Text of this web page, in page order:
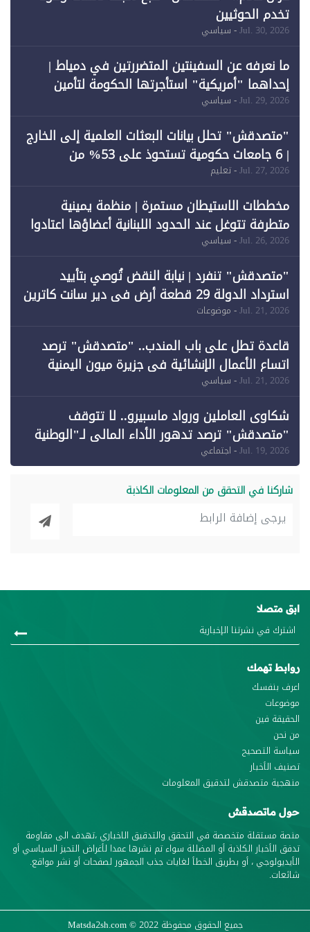
تخدم الحوثيين
Jul. 30, 2026- سياسي
ما نعرفه عن السفينتين المتضررتين في دمياط |
إحداهما "أمريكية" استأجرتها الحكومة لتأمين
احتياجات الطاقة
Jul. 29, 2026- سياسي
"متصدقش" تحلل بيانات البعثات العلمية إلى الخارج
| 6 جامعات حكومية تستحوذ على 53% من
Jul. 27, 2026- تعليم
مخططات الاستيطان مستمرة | منظمة يمينية
متطرفة تتوغل عند الحدود اللبنانية أعضاؤها اعتادوا
خرق الحدود
Jul. 26, 2026- سياسي
"متصدقش" تنفرد | نيابة النقض تُوصي بتأييد
استرداد الدولة 29 قطعة أرض في دير سانت كاترين
وقبول طعن الحكومة جزئيًا (1)
Jul. 21, 2026- موضوعات
قاعدة تطل على باب المندب.. "متصدقش" ترصد
اتساع الأعمال الإنشائية في جزيرة ميون اليمنية
Jul. 21, 2026- سياسي
شكاوى العاملين ورواد ماسبيرو.. لا تتوقف
"متصدقش" ترصد تدهور الأداء المالي لـ"الوطنية
للإعلام"
Jul. 19, 2026- اجتماعي
شاركنا في التحقق من المعلومات الكاذبة
ابق متصلا
روابط تهمك
اعرف بنفسك
موضوعات
الحقيقة فين
من نحن
سياسة التصحيح
تصنيف الأخبار
منهجية متصدقش لتدقيق المعلومات
حول ماتصدقش
منصة مستقلة متخصصة في التحقق والتدقيق الاخباري ،تهدف الى مقاومة
تدفق الأخبار الكاذبة أو المضللة سواء تم نشرها عمدا لأغراض التحيز السياسي أو
الأيديولوجي ، أو بطريق الخطأ لغايات جذب الجمهور لصفحات أو نشر مواقع.
شائعات.
جميع الحقوق محفوظة Matsda2sh.com© 2022